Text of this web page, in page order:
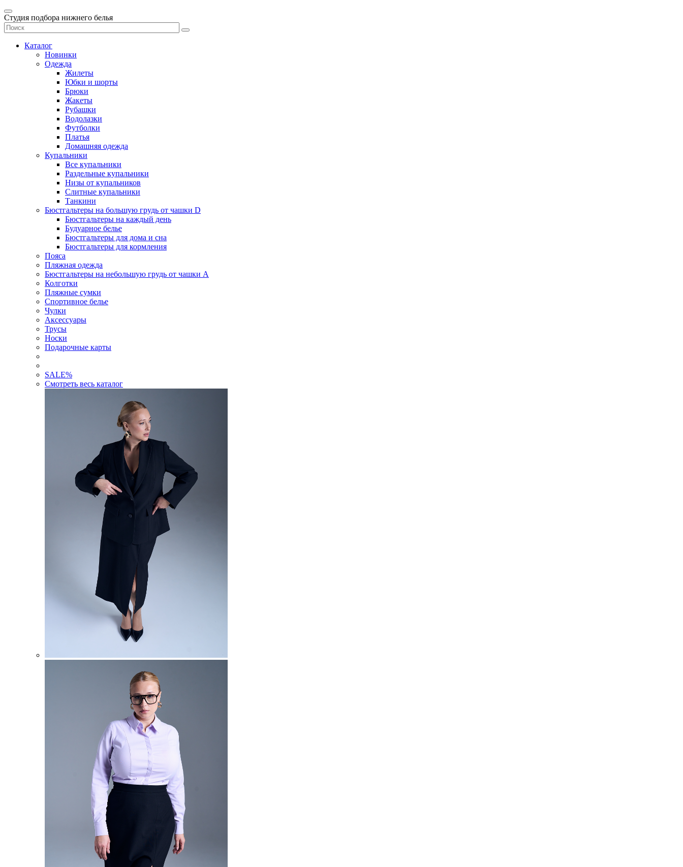
Студия подбора нижнего белья
Каталог
Новинки
Одежда
Жилеты
Юбки и шорты
Брюки
Жакеты
Рубашки
Водолазки
Футболки
Платья
Домашняя одежда
Купальники
Все купальники
Раздельные купальники
Низы от купальников
Слитные купальники
Танкини
Бюстгальтеры на большую грудь от чашки D
Бюстгальтеры на каждый день
Будуарное белье
Бюстгальтеры для дома и сна
Бюстгальтеры для кормления
Пояса
Пляжная одежда
Бюстгальтеры на небольшую грудь от чашки А
Колготки
Пляжные сумки
Спортивное белье
Чулки
Аксессуары
Трусы
Носки
Подарочные карты
SALE%
Смотреть весь каталог